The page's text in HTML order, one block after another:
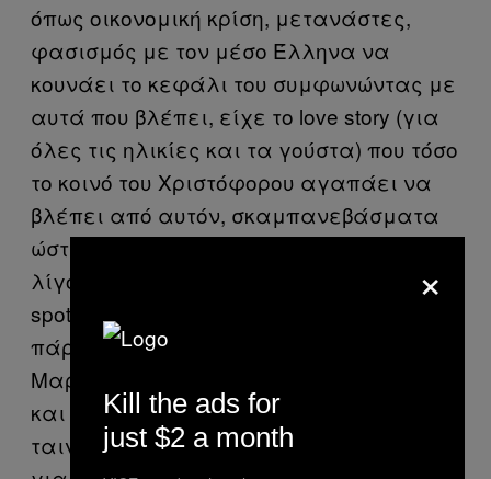
όπως οικονομική κρίση, μετανάστες,
φασισμός με τον μέσο Έλληνα να
κουνάει το κεφάλι του συμφωνώντας με
αυτά που βλέπει, είχε το love story (για
όλες τις ηλικίες και τα γούστα) που τόσο
το κοινό του Χριστόφορου αγαπάει να
βλέπει από αυτόν, σκαμπανεβάσματα
ώστε να μην κουραστείς, τσίμπησε και
λίγο τους χίπστερς με μια βόλτα στα hot
spot του κέντρου στο ξεκίνημα του φιλμ,
πάρα πολύ καλές ερμηνείες από
Μαρία Καβογιάννη, Μηνά Χατζησάββα
και J.K. Simmons, ενώ σε αφήνει η
ταινία με μια αίσθηση ελπίδας, έτσι
×
Kill the ads for
just $2 a month